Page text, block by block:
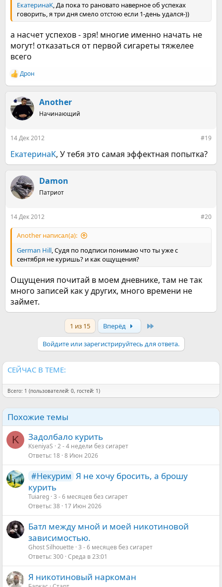
ЕкатеринаK, Да пока то рановато наверное об успехах
говорить, я три дня смело отстою если 1-день удался-))
а насчет успехов - зря! многие именно начать не
могут! отказаться от первой сигареты тяжелее
всего
Р
е
ц
и
Дрон
Another
Начинающий
14 Дек 2012 #19
ЕкатеринаK, У тебя это самая эффектная попытка?
Damon
Патриот
14 Дек 2012 #20
Another написал(а):
German Hill, Судя по подписи понимаю что ты уже с
сентября не куришь? и как ощущения?
Ощущения почитай в моем дневнике, там не так
много записей как у других, много времени не
займет.
1 из 15 Вперёд
Войдите или зарегистрируйтесь для ответа.
СЕЙЧАС В ТЕМЕ:
Всего: 1 (пользователей: 0, гостей: 1)
Похожие темы
K Задолбало курить
KseniyaS 2 - 4 недели без сигарет
Ответы 18 8 Июн 2026
#Некурим Я не хочу бросить, а брошу
курить
Tuiareg 3 - 6 месяцев без сигарет
Ответы 38 17 Июн 2026
Батл между мной и моей никотиновой
зависимостью.
Ghost Silhouette 3 - 6 месяцев без сигарет
Ответы 300 Среда в 23:01
Я никотиновый наркоман